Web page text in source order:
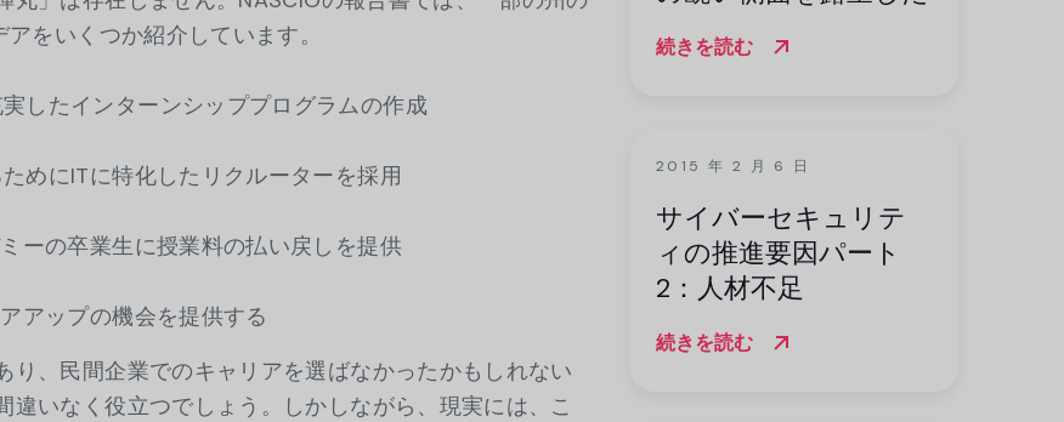
をいくつか紹介しています。
したインターンシッププログラムの作成
めにITに特化したリクルーターを採用
ーの卒業生に授業料の払い戻しを提供
アップの機会を提供する
り、民間企業でのキャリアを選ばなかったかもしれない
違いなく役立つでしょう。しかしながら、現実には、こ
続きを読む
2015 年 2 月 6 日
サイバーセキュリテ
ィの推進要因パート
2：人材不足
続きを読む